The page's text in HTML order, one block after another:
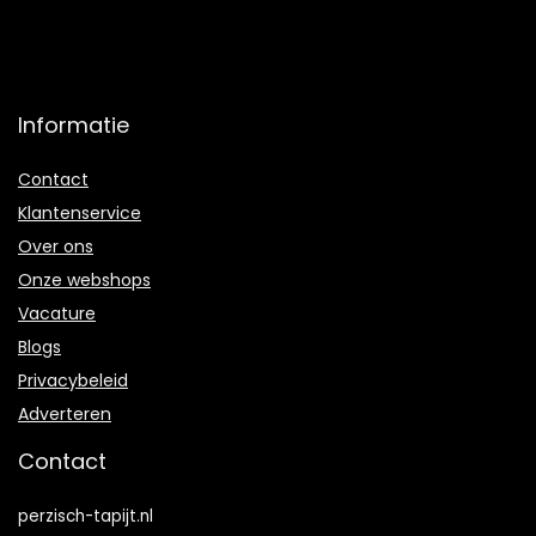
Informatie
Contact
Klantenservice
Over ons
Onze webshops
Vacature
Blogs
Privacybeleid
Adverteren
Contact
perzisch-tapijt.nl